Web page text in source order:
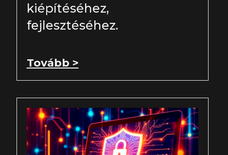
kiépítéséhez,
fejlesztéséhez.
Tovább >